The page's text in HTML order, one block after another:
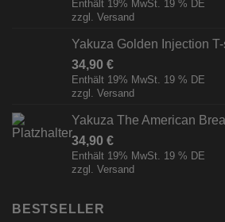
Enthält 19% MwSt. 19 % DE
zzgl. Versand
Yakuza Golden Injection
34,90 €
Enthält 19% MwSt. 19 % DE
zzgl. Versand
Yakuza The American
34,90 €
Enthält 19% MwSt. 19 % DE
zzgl. Versand
BESTSELLER